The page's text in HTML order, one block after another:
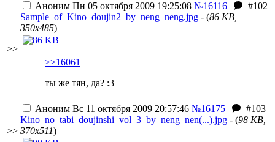
>>
Аноним Пн 05 октября 2009 19:25:08 №16116
#102
Sample_of_Kino_doujin2_by_neng_neng.jpg - (86 KB,
350x485)
>>16061
ты же тян, да? :3
>>
Аноним Вс 11 октября 2009 20:57:46 №16175
#103
Kino_no_tabi_doujinshi_vol_3_by_neng_nen(...).jpg - (98 KB,
370x511)